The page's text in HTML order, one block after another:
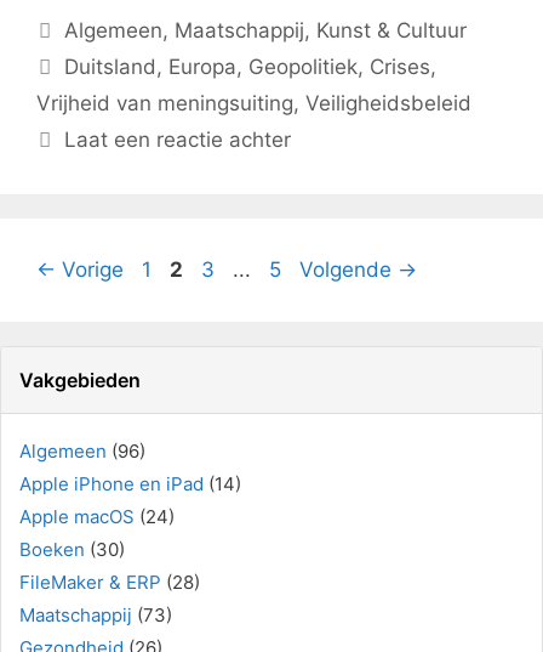
Categorieën
Algemeen, Maatschappij, Kunst & Cultuur
Tags
Duitsland , Europa, Geopolitiek, Crises,
Vrijheid van meningsuiting, Veiligheidsbeleid
Laat een reactie achter
← Vorige Pagina
1 Pagina
2 Pagina
3 ... Pagina
5 Volgende →
Vakgebieden
Algemeen (96)
Apple iPhone en iPad (14)
Apple macOS (24)
Boeken (30)
FileMaker & ERP (28)
Maatschappij (73)
Gezondheid (26)